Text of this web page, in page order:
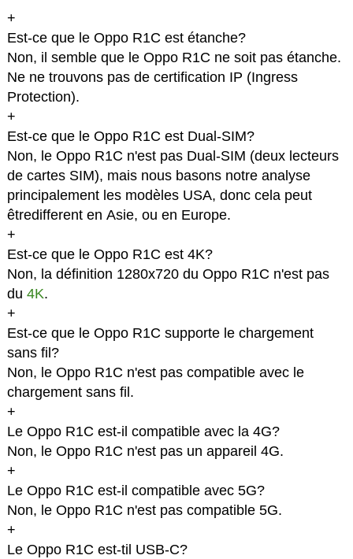
+
Est-ce que le Oppo R1C est étanche?
Non, il semble que le Oppo R1C ne soit pas étanche.
Ne ne trouvons pas de certification IP (Ingress
Protection).
+
Est-ce que le Oppo R1C est Dual-SIM?
Non, le Oppo R1C n'est pas Dual-SIM (deux lecteurs
de cartes SIM), mais nous basons notre analyse
principalement les modèles USA, donc cela peut
êtredifferent en Asie, ou en Europe.
+
Est-ce que le Oppo R1C est 4K?
Non, la définition 1280x720 du Oppo R1C n'est pas
du 4K.
+
Est-ce que le Oppo R1C supporte le chargement
sans fil?
Non, le Oppo R1C n'est pas compatible avec le
chargement sans fil.
+
Le Oppo R1C est-il compatible avec la 4G?
Non, le Oppo R1C n'est pas un appareil 4G.
+
Le Oppo R1C est-il compatible avec 5G?
Non, le Oppo R1C n'est pas compatible 5G.
+
Le Oppo R1C est-til USB-C?